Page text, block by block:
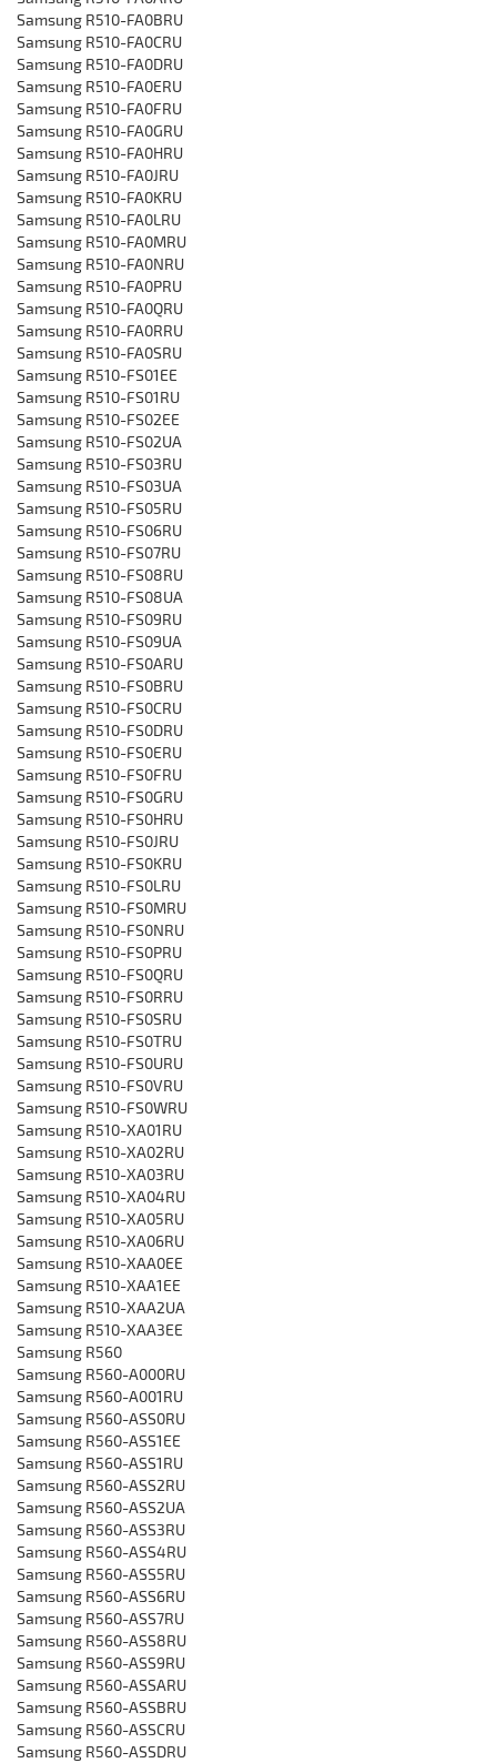
‎Samsung R510-FA0BRU
‎Samsung R510-FA0CRU
Samsung R510-FA0DRU
‎Samsung R510-FA0ERU
‎Samsung R510-FA0FRU
‎Samsung R510-FA0GRU
‎Samsung R510-FA0HRU
‎Samsung R510-FA0JRU
‎Samsung R510-FA0KRU
‎Samsung R510-FA0LRU
‎Samsung R510-FA0MRU
‎Samsung R510-FA0NRU
‎Samsung R510-FA0PRU
‎Samsung R510-FA0QRU
‎Samsung R510-FA0RRU
‎Samsung R510-FA0SRU
‎Samsung R510-FS01EE
‎Samsung R510-FS01RU
‎Samsung R510-FS02EE
‎Samsung R510-FS02UA
‎Samsung R510-FS03RU
‎Samsung R510-FS03UA
‎Samsung R510-FS05RU
‎Samsung R510-FS06RU
‎Samsung R510-FS07RU
‎Samsung R510-FS08RU
‎Samsung R510-FS08UA
‎Samsung R510-FS09RU
‎Samsung R510-FS09UA
‎Samsung R510-FS0ARU
‎Samsung R510-FS0BRU
‎Samsung R510-FS0CRU
‎Samsung R510-FS0DRU
‎Samsung R510-FS0ERU
‎Samsung R510-FS0FRU
‎Samsung R510-FS0GRU
‎Samsung R510-FS0HRU
‎Samsung R510-FS0JRU
‎Samsung R510-FS0KRU
‎Samsung R510-FS0LRU
‎Samsung R510-FS0MRU
‎Samsung R510-FS0NRU
‎Samsung R510-FS0PRU
‎Samsung R510-FS0QRU
‎Samsung R510-FS0RRU
‎Samsung R510-FS0SRU
‎Samsung R510-FS0TRU
‎Samsung R510-FS0URU
‎Samsung R510-FS0VRU
‎Samsung R510-FS0WRU
‎Samsung R510-XA01RU
‎Samsung R510-XA02RU
‎Samsung R510-XA03RU
‎Samsung R510-XA04RU
‎Samsung R510-XA05RU
‎Samsung R510-XA06RU
‎Samsung R510-XAA0EE
‎Samsung R510-XAA1EE
‎Samsung R510-XAA2UA
‎Samsung R510-XAA3EE
Samsung R560
Samsung R560-A000RU
‎Samsung R560-A001RU
‎Samsung R560-ASS0RU
‎Samsung R560-ASS1EE
‎Samsung R560-ASS1RU
‎Samsung R560-ASS2RU
‎Samsung R560-ASS2UA
‎Samsung R560-ASS3RU
‎Samsung R560-ASS4RU
‎Samsung R560-ASS5RU
‎Samsung R560-ASS6RU
‎Samsung R560-ASS7RU
‎Samsung R560-ASS8RU
‎Samsung R560-ASS9RU
‎Samsung R560-ASSARU
‎Samsung R560-ASSBRU
‎Samsung R560-ASSCRU
‎Samsung R560-ASSDRU